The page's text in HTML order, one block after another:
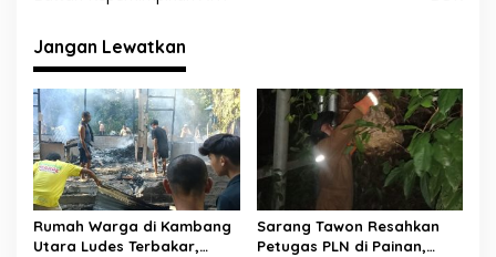
i
g
a
s
i
p
o
s
Jangan Lewatkan
Rumah Warga di Kambang
Utara Ludes Terbakar,
Sarang Tawon Resahkan
Petugas PLN di Painan,